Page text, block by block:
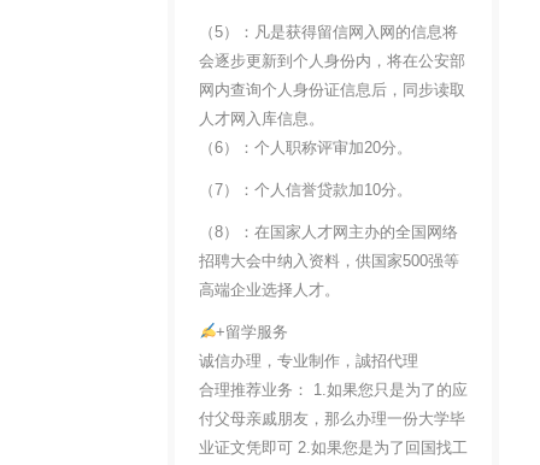
（5）：凡是获得留信网入网的信息将
会逐步更新到个人身份内，将在公安部
网内查询个人身份证信息后，同步读取
人才网入库信息。
（6）：个人职称评审加20分。
（7）：个人信誉贷款加10分。
（8）：在国家人才网主办的全国网络
招聘大会中纳入资料，供国家500强等
高端企业选择人才。
+留学服务
诚信办理，专业制作，誠招代理
合理推荐业务： 1.如果您只是为了的应
付父母亲戚朋友，那么办理一份大学毕
业证文凭即可 2.如果您是为了回国找工